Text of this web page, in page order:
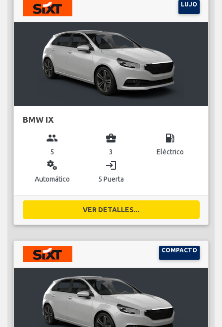
LUJO
BMW IX
group
5
business_center
3
local_gas_station
Eléctrico
miscellaneous_services
Automático
login
5 Puerta
VER DETALLES...
COMPACTO